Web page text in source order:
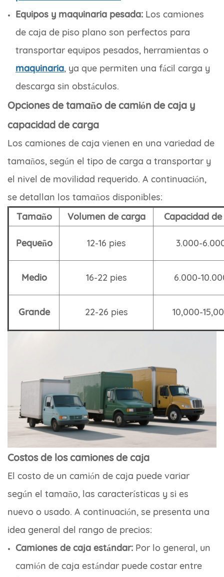
Equipos y maquinaria pesada: Los camiones
de caja de piso plano son perfectos para
transportar equipos pesados, herramientas o
maquinaria, ya que permiten una fácil carga y
descarga sin obstáculos.
Opciones de tamaño de camión de caja y
capacidad de carga
Los camiones de caja vienen en una variedad de
tamaños, según el tipo de carga a transportar y
el nivel de movilidad requerido. A continuación,
se detallan los tamaños disponibles:
Tamaño
Volumen de carga Capacidad
Pequeño 12-16 pies 3.000-
Medio 16-22 pies 6.000-
Grande 22-26 pies 10,000-
Costos de los camiones de caja
El costo de un camión de caja puede variar
según el tamaño, las características y si es
nuevo o usado. A continuación, se presenta una
idea general del rango de precios:
Camiones de caja estándar: Por lo general, un
camión de caja estándar puede costar entre